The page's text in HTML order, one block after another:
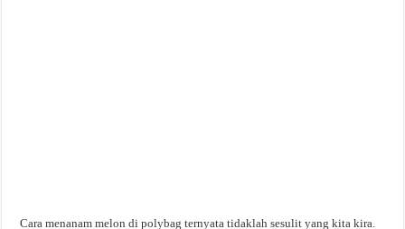
Cara menanam melon di polybag ternyata tidaklah sesulit yang kita kira.